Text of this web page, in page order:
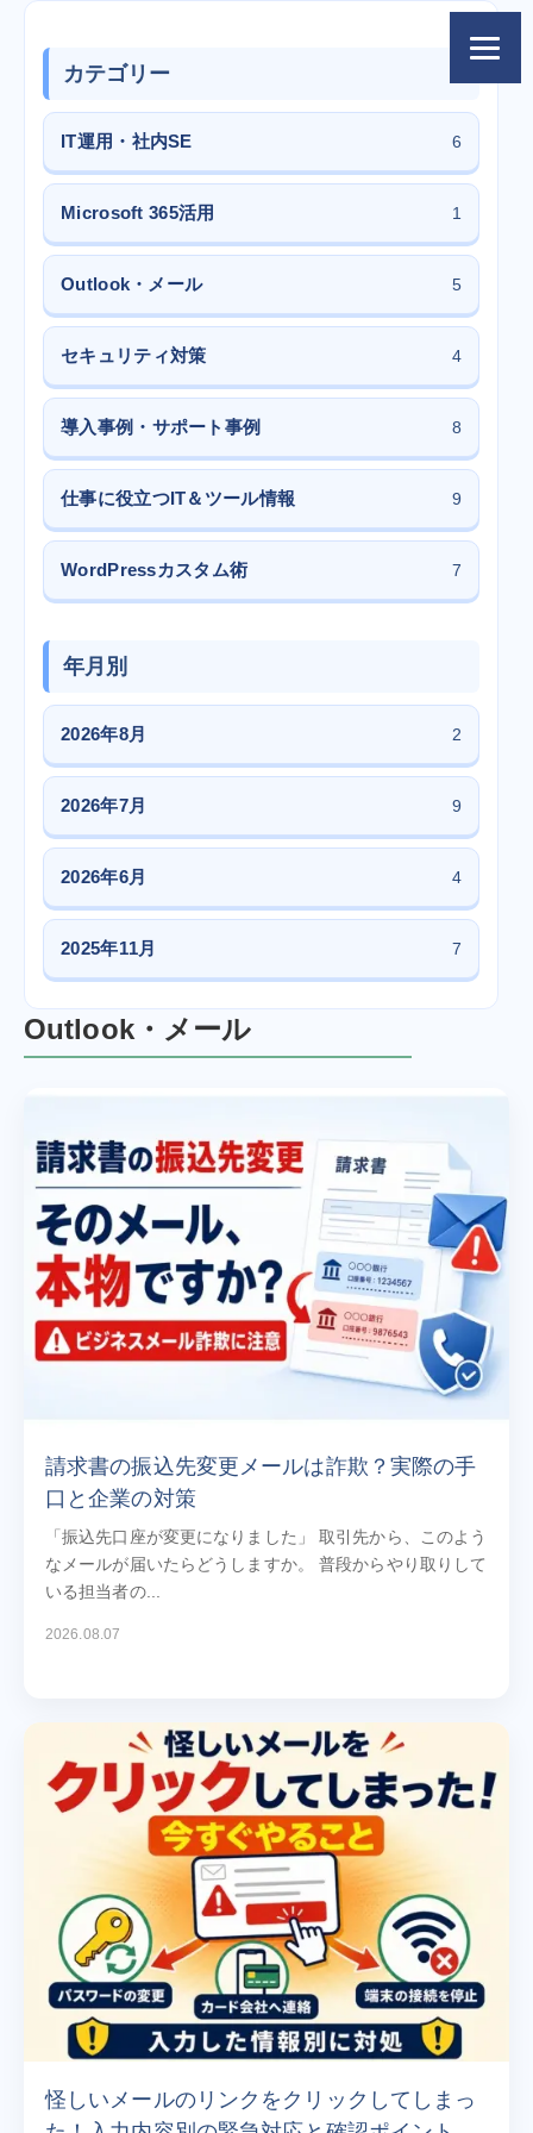
カテゴリー
IT運用・社内SE 6
Microsoft 365活用 1
Outlook・メール 5
セキュリティ対策 4
導入事例・サポート事例 8
仕事に役立つIT＆ツール情報 9
WordPressカスタム術 7
年月別
2026年8月 2
2026年7月 9
2026年6月 4
2025年11月 7
Outlook・メール
請求書の振込先変更メールは詐欺？実際の手
口と企業の対策
「振込先口座が変更になりました」 取引先から、このよう
なメールが届いたらどうしますか。 普段からやり取りして
いる担当者の...
2026.08.07
怪しいメールのリンクをクリックしてしまっ